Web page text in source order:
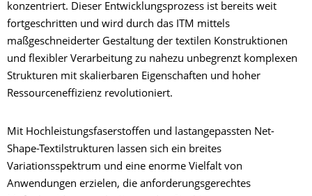
konzentriert. Dieser Entwicklungsprozess ist bereits weit
fortgeschritten und wird durch das ITM mittels
maßgeschneiderter Gestaltung der textilen Konstruktionen
und flexibler Verarbeitung zu nahezu unbegrenzt komplexen
Strukturen mit skalierbaren Eigenschaften und hoher
Ressourceneffizienz revolutioniert.
Mit Hochleistungsfaserstoffen und lastangepassten Net-
Shape-Textilstrukturen lassen sich ein breites
Variationsspektrum und eine enorme Vielfalt von
Anwendungen erzielen, die anforderungsgerechtes